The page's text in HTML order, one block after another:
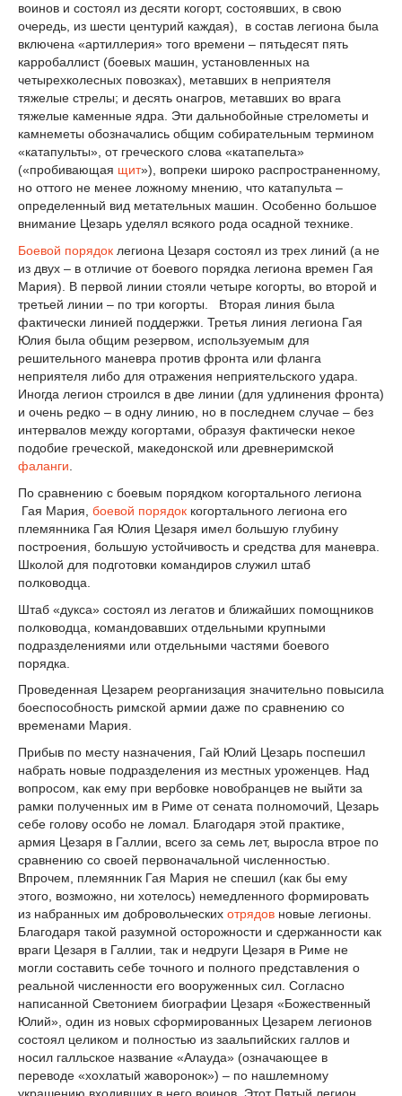
воинов и состоял из десяти когорт, состоявших, в свою
очередь, из шести центурий каждая), в состав легиона была
включена «артиллерия» того времени – пятьдесят пять
карробаллист (боевых машин, установленных на
четырехколесных повозках), метавших в неприятеля
тяжелые стрелы; и десять онагров, метавших во врага
тяжелые каменные ядра. Эти дальнобойные стрелометы и
камнеметы обозначались общим собирательным термином
«катапульты», от греческого слова «катапельта»
(«пробивающая щит»), вопреки широко распространенному,
но оттого не менее ложному мнению, что катапульта –
определенный вид метательных машин. Особенно большое
внимание Цезарь уделял всякого рода осадной технике.
Боевой порядок легиона Цезаря состоял из трех линий (а не
из двух – в отличие от боевого порядка легиона времен Гая
Мария). В первой линии стояли четыре когорты, во второй и
третьей линии – по три когорты. Вторая линия была
фактически линией поддержки. Третья линия легиона Гая
Юлия была общим резервом, используемым для
решительного маневра против фронта или фланга
неприятеля либо для отражения неприятельского удара.
Иногда легион строился в две линии (для удлинения фронта)
и очень редко – в одну линию, но в последнем случае – без
интервалов между когортами, образуя фактически некое
подобие греческой, македонской или древнеримской
фаланги
По сравнению с боевым порядком когортального легиона
Гая Мария, боевой порядок когортального легиона его
племянника Гая Юлия Цезаря имел большую глубину
построения, большую устойчивость и средства для маневра.
Школой для подготовки командиров служил штаб
полководца.
Штаб «дукса» состоял из легатов и ближайших помощников
полководца, командовавших отдельными крупными
подразделениями или отдельными частями боевого
порядка.
Проведенная Цезарем реорганизация значительно повысила
боеспособность римской армии даже по сравнению со
временами Мария.
Прибыв по месту назначения, Гай Юлий Цезарь поспешил
набрать новые подразделения из местных уроженцев. Над
вопросом, как ему при вербовке новобранцев не выйти за
рамки полученных им в Риме от сената полномочий, Цезарь
себе голову особо не ломал. Благодаря этой практике,
армия Цезаря в Галлии, всего за семь лет, выросла втрое по
сравнению со своей первоначальной численностью.
Впрочем, племянник Гая Мария не спешил (как бы ему
этого, возможно, ни хотелось) немедленного формировать
из набранных им добровольческих отрядов новые легионы.
Благодаря такой разумной осторожности и сдержанности как
враги Цезаря в Галлии, так и недруги Цезаря в Риме не
могли составить себе точного и полного представления о
реальной численности его вооруженных сил. Согласно
написанной Светонием биографии Цезаря «Божественный
Юлий», один из новых сформированных Цезарем легионов
состоял целиком и полностью из заальпийских галлов и
носил галльское название «Алауда» (означающее в
переводе «хохлатый жаворонок») – по нашлемному